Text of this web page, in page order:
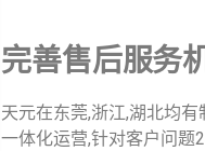
完善售后服务
天元在东莞,浙江,湖北均
一体化运营,针对客户问题